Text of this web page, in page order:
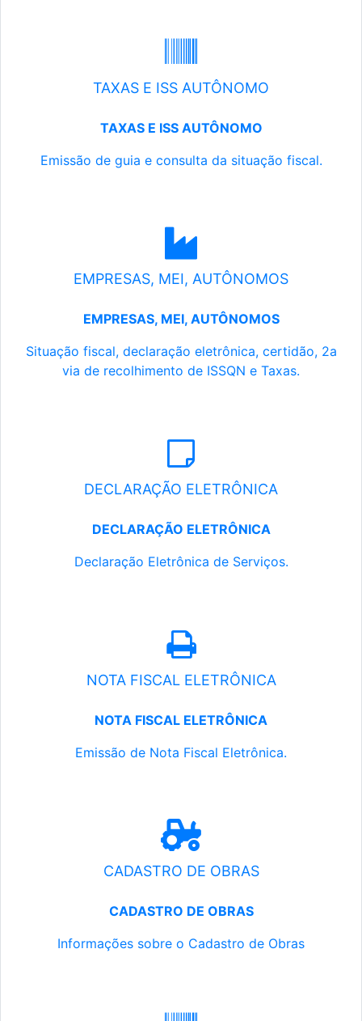
TAXAS E ISS AUTÔNOMO
TAXAS E ISS AUTÔNOMO
Emissão de guia e consulta da situação fiscal.
EMPRESAS, MEI, AUTÔNOMOS
EMPRESAS, MEI, AUTÔNOMOS
Situação fiscal, declaração eletrônica, certidão, 2a
via de recolhimento de ISSQN e Taxas.
DECLARAÇÃO ELETRÔNICA
DECLARAÇÃO ELETRÔNICA
Declaração Eletrônica de Serviços.
NOTA FISCAL ELETRÔNICA
NOTA FISCAL ELETRÔNICA
Emissão de Nota Fiscal Eletrônica.
CADASTRO DE OBRAS
CADASTRO DE OBRAS
Informações sobre o Cadastro de Obras